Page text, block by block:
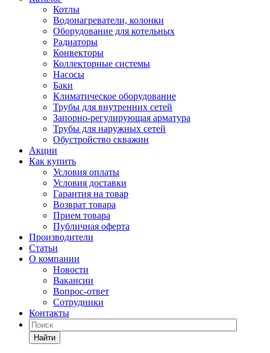
Котлы
Водонагреватели, колонки
Оборудование для котельных
Радиаторы
Конвекторы
Коллекторные системы
Насосы
Баки
Климатическое оборудование
Трубы для внутренних сетей
Запорно-регулирующая арматура
Трубы для наружных сетей
Обустройство скважин
Акции
Как купить
Условия оплаты
Условия доставки
Гарантия на товар
Возврат товара
Прием товара
Публичная оферта
Производители
Статьи
О компании
Новости
Вакансии
Вопрос-ответ
Сотрудники
Контакты
Найти